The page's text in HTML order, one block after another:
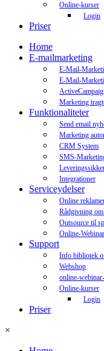
Online-kurser
Login
Priser
Home
E-mailmarketing
E-Mail-
E-Mail-
Marketing
Funktionaliteter
Send email
Marketing
CRM System
SMS-
Integrationer
Serviceydelser
Online
Rådgivning
Outsource til
Online-
Support
Info bibliotek
Webshop
online-
Online-kurser
Login
Priser
×